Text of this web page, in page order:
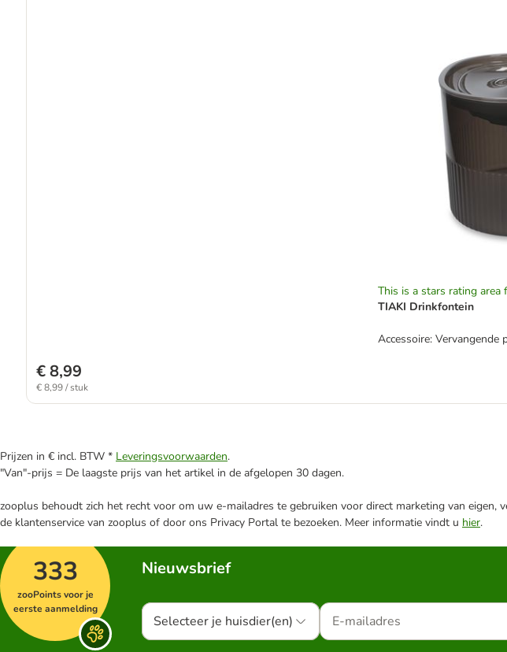
This is a stars rating area
TIAKI Drinkfontein
Accessoire: Vervangende
€ 8,99
€ 8,99 / stuk
Prijzen in € incl. BTW * Leveringsvoorwaarden.
"Van"-prijs = De laagste prijs van het artikel in de afgelopen 30 dagen.
zooplus behoudt zich het recht voor om uw e-mailadres te gebruiken voor direct marketing van
de klantenservice van zooplus of door ons Privacy Portal te bezoeken. Meer informatie vindt u hier.
333
zooPoints voor je
eerste aanmelding
Nieuwsbrief
Selecteer je huisdier(en)